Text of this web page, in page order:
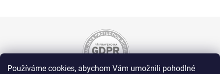
Používáme cookies, abychom Vám umožnili pohodlné